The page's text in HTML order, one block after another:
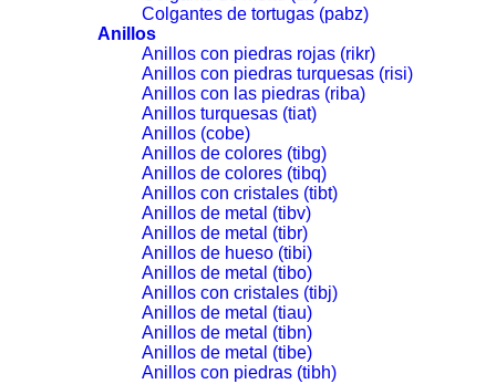
Colgantes de tortugas (pabz)
Anillos
Anillos con piedras rojas (rikr)
Anillos con piedras turquesas (risi)
Anillos con las piedras (riba)
Anillos turquesas (tiat)
Anillos (cobe)
Anillos de colores (tibg)
Anillos de colores (tibq)
Anillos con cristales (tibt)
Anillos de metal (tibv)
Anillos de metal (tibr)
Anillos de hueso (tibi)
Anillos de metal (tibo)
Anillos con cristales (tibj)
Anillos de metal (tiau)
Anillos de metal (tibn)
Anillos de metal (tibe)
Anillos con piedras (tibh)